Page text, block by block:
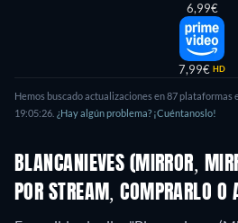
6,99€
7,99€ HD
Hemos buscado actualizaciones en87plataformas
19:05:26 ¿Hay algún problema? ¡Cuéntanoslo!
BLANCANIEVES (MIRROR,
POR STREAM, COMPRARLO O